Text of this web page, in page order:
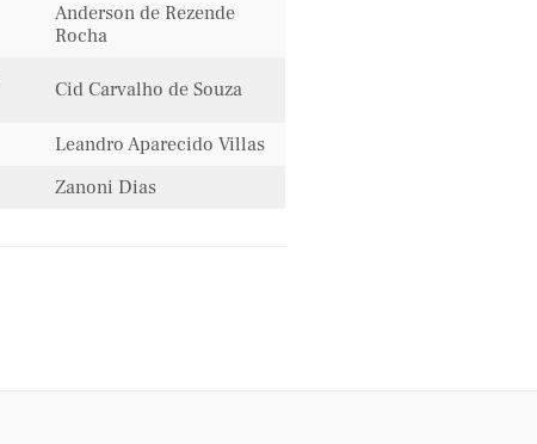
Anderson de Rezende
Rocha
Cid Carvalho de Souza
Leandro Aparecido Villas
Zanoni Dias